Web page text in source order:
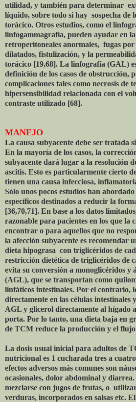
utilidad, y también para determinar
líquido, sobre todo si hay sospecha de
torácico. Otros estudios, como el
linfogammagrafía, pueden ayudar en
retroperitoneales anormales, fugas por
dilatados, fistulización, y la
torácico [19,68]. La linfografía (GAL)
definición de los casos de obstrucción,
complicaciones tales como necrosis de
hipersensibilidad relacionada con el
contraste utilizado [68].
MANEJO
La causa subyacente debe ser tratada
En la mayoría de los casos, la
subyacente dará lugar a la resolución
ascitis. Esto es particularmente cierto
tienen una causa infecciosa,
Sólo unos pocos estudios han
específicos destinados a reducir la
[36,70,71]. En base a los datos
razonable para pacientes en los que la
encontrar o para aquellos que no
la afección subyacente es recomendar
dieta hipograsa con triglicéridos de
restricción dietética de triglicéridos de
evita su conversión a monoglicéridos y
(AGL), que se transportan como
linfáticos intestinales. Por el contrario,
directamente en las células intestinales
AGL y glicerol directamente al hígado
porta. Por lo tanto, una dieta baja en
de TCM reduce la producción y el
La dosis usual inicial para adultos de
nutricional es 1 cucharada tres a
efectos adversos más comunes son
ocasionales, dolor abdominal y
mezclarse con jugos de frutas, o
verduras, incorporados en salsas etc.